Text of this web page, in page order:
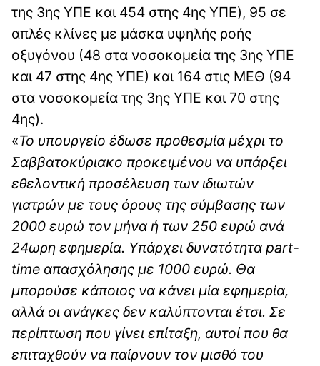
της 3ης ΥΠΕ και 454 στης 4ης ΥΠΕ), 95 σε
απλές κλίνες με μάσκα υψηλής ροής
οξυγόνου (48 στα νοσοκομεία της 3ης ΥΠΕ
και 47 στης 4ης ΥΠΕ) και 164 στις ΜΕΘ (94
στα νοσοκομεία της 3ης ΥΠΕ και 70 στης
4ης).
«Το υπουργείο έδωσε προθεσμία μέχρι το
Σαββατοκύριακο προκειμένου να υπάρξει
εθελοντική προσέλευση των ιδιωτών
γιατρών με τους όρους της σύμβασης των
2000 ευρώ τον μήνα ή των 250 ευρώ ανά
24ωρη εφημερία. Υπάρχει δυνατότητα part-
time απασχόλησης με 1000 ευρώ. Θα
μπορούσε κάποιος να κάνει μία εφημερία,
αλλά οι ανάγκες δεν καλύπτονται έτσι. Σε
περίπτωση που γίνει επίταξη, αυτοί που θα
επιταχθούν να παίρνουν τον μισθό του